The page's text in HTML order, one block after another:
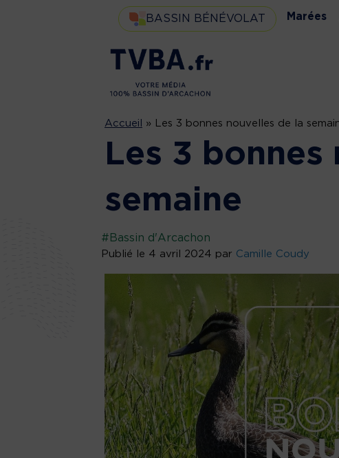
BASSIN BÉNÉVOLAT Marées
Accueil » Les 3 bonnes nouvelles de la
Les 3
semaine
#Bassin d'Arcachon
Publié le 4 avril 2024 par Camille Coudy